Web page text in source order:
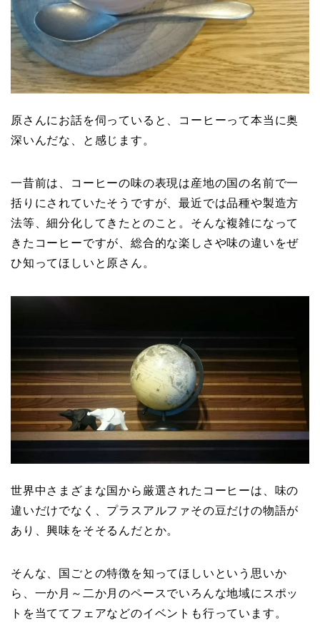
原さんにお話を伺っていると、コーヒーって本当に奥
深いんだな、と感じます。
一昔前は、コーヒーの味の表現は産地の国の名前で一
括りにされていたそうですが、最近では品種や製造方
法等、細分化してきたとのこと。そんな複雑になって
きたコーヒーですが、総合的な楽しさや味の違いをぜ
ひ知ってほしいと原さん。
世界中さまざまな国から厳選されたコーヒーは、味の
違いだけでなく、プラスアルファその豆だけの物語が
あり、興味をそそるんだとか。
そんな、国ごとの特徴を知ってほしいという思いか
ら、一か月～二か月のペースでいろんな地域にスポッ
トを当ててフェアなどのイベントも行っています。